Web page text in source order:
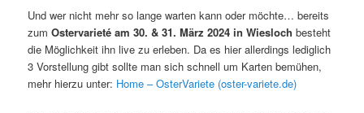
Und wer nicht mehr so lange warten kann oder möchte… bereits
zumOstervarieté am 30. & 31. März 2024 in Wiesloch besteht
die Möglichkeit ihn live zu erleben. Da es hier allerdings lediglich
3 Vorstellung gibt sollte man sich schnell um Karten bemühen,
mehr hierzu unter: Home – OsterVariete (oster-variete.de)